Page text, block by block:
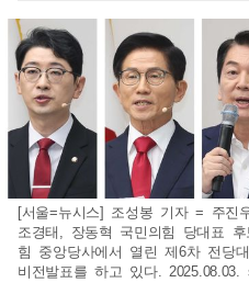
[서울=뉴시스] 조성봉 기자 = 주진
조경태, 장동혁 국민의힘 당대표
힘 중앙당사에서 열린 제6차 전당
비전발표를 하고 있다. 2025.08.03.